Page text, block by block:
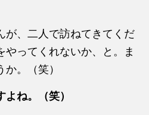
が、二人で訪ねてきてくだ
ってくれないか、と。ま
。（笑）
ね。（笑）